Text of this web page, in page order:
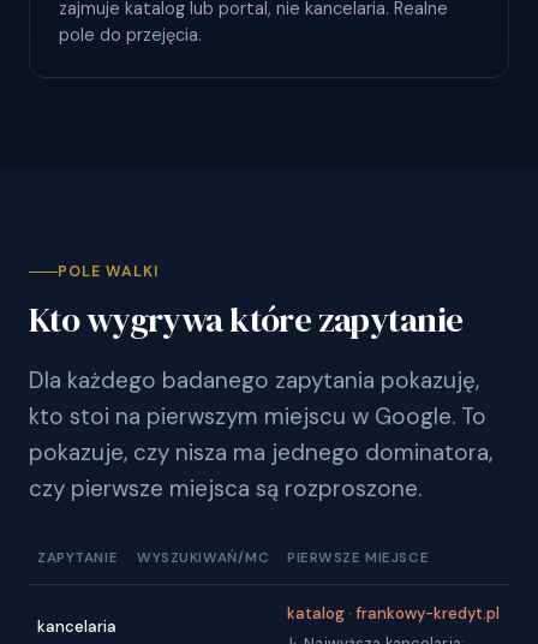
zajmuje katalog lub portal, nie kancelaria. Realne
pole do przejęcia.
POLE WALKI
Kto wygrywa które zapytanie
Dla każdego badanego zapytania pokazuję,
kto stoi na pierwszym miejscu w Google. To
pokazuje, czy nisza ma jednego dominatora,
czy pierwsze miejsca są rozproszone.
ZAPYTANIE WYSZUKIWAŃ/MC PIERWSZE MIEJSCE
kancelaria
katalog · frankowy-kredyt.pl